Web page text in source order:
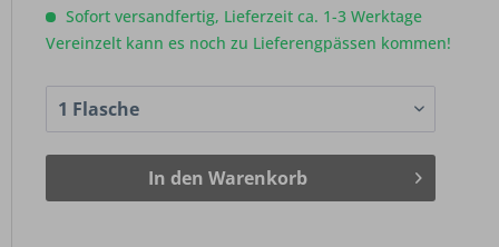
Sofort versandfertig, Lieferzeit ca. 1-3 Werktage
Vereinzelt kann es noch zu Lieferengpässen kommen!
In den Warenkorb